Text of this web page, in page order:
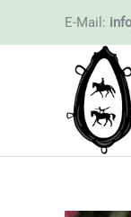
E-Mail: